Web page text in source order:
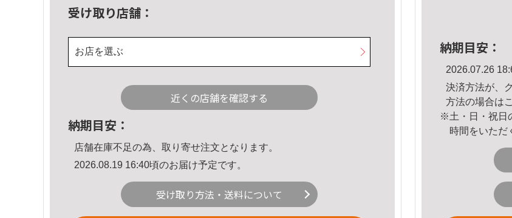
受け取り店舗：
お店を選ぶ
近くの店舗を確認する
納期目安：
店舗在庫不足の為、取り寄せ注文となります。
2026.08.19 16:40頃のお届け予定です。
受け取り方法・送料について
納期目安：
2026.07.26
決済方法が、
方法の場合は
※土・日・祝日
時間をいただ